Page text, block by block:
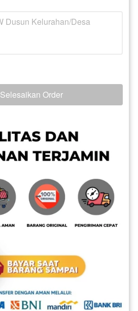
Selesaikan Order